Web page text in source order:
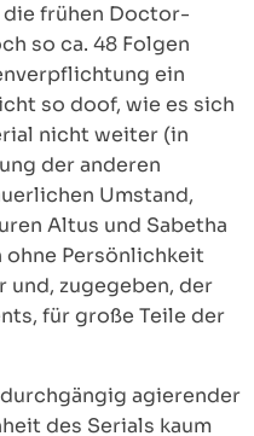
die frühen Doctor-
so ca. 48 Folgen
ein
so doof, wie es sich
nicht weiter (in
der anderen
Umstand,
Altus und Sabetha
ohne Persönlichkeit
und, zugegeben, der
für große Teile der
agierender
des Serials kaum